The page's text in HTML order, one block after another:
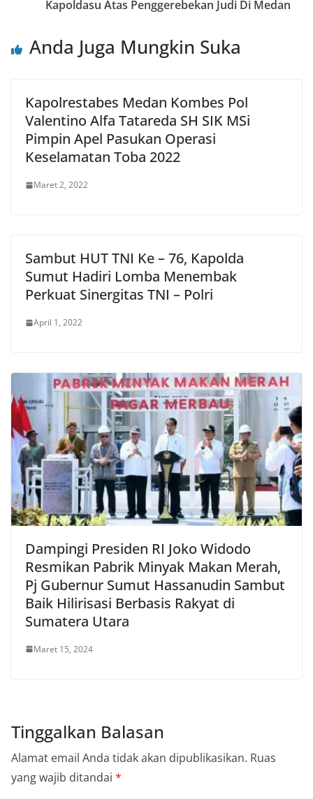
Kapoldasu Atas Penggerebekan Judi Di Medan
Anda Juga Mungkin Suka
Kapolrestabes Medan Kombes Pol
Valentino Alfa Tatareda SH SIK MSi
Pimpin Apel Pasukan Operasi
Keselamatan Toba 2022
Maret 2, 2022
Sambut HUT TNI Ke – 76, Kapolda
Sumut Hadiri Lomba Menembak
Perkuat Sinergitas TNI – Polri
April 1, 2022
Dampingi Presiden RI Joko Widodo
Resmikan Pabrik Minyak Makan Merah,
Pj Gubernur Sumut Hassanudin Sambut
Baik Hilirisasi Berbasis Rakyat di
Sumatera Utara
Maret 15, 2024
Tinggalkan Balasan
Alamat email Anda tidak akan dipublikasikan. Ruas
yang wajib ditandai *